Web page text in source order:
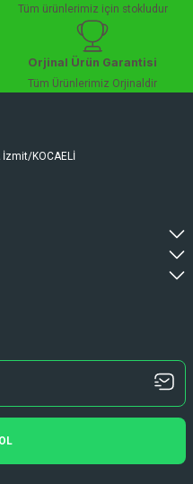
Tüm ürünlerimiz için stokludur
Orjinal Ürün Garantisi
Tüm Ürünlerimiz Orjinaldir
İzmit/KOCAELİ